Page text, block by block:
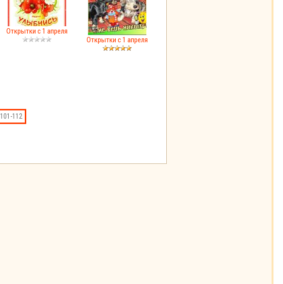
Открытки с 1 апреля
Открытки с 1 апреля
101-112